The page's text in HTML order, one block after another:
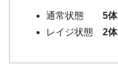
通常状態 5体
レイジ状態 2体